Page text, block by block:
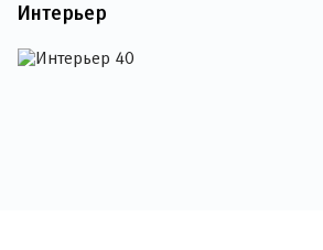
Интерьер